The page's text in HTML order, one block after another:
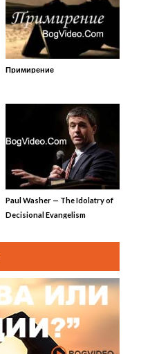
Примирение
Paul Washer — The Idolatry of
Decisional Evangelism